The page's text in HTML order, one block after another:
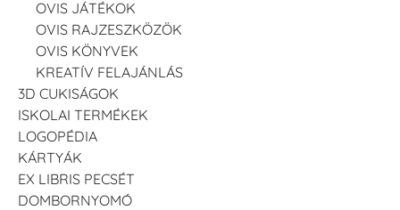
OVIS JÁTÉKOK
OVIS RAJZESZKÖZÖK
OVIS KÖNYVEK
KREATÍV FELAJÁNLÁS
3D CUKISÁGOK
ISKOLAI TERMÉKEK
LOGOPÉDIA
KÁRTYÁK
EX LIBRIS PECSÉT
DOMBORNYOMÓ